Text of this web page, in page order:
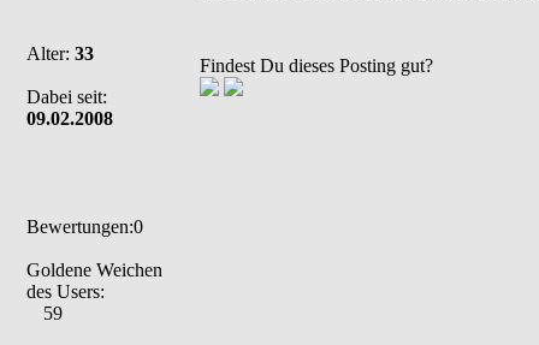
Alter: 33
Dabei seit:
09.02.2008
Bewertungen:0
Goldene Weichen
des Users:
59
Findest Du dieses Posting gut?